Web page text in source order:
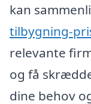
kan
tilbygning-
relevante
og få
dine behov